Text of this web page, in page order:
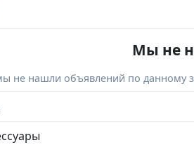
Мы не
не нашли объявлений по данному